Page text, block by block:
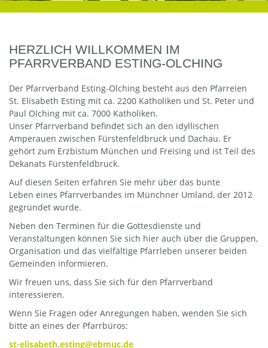
HERZLICH WILLKOMMEN IM
PFARRVERBAND ESTING-OLCHING
Der Pfarrverband Esting-Olching besteht aus den Pfarreien
St. Elisabeth Esting mit ca. 2200 Katholiken und St. Peter und
Paul Olching mit ca. 7000 Katholiken.
Unser Pfarrverband befindet sich an den idyllischen
Amperauen zwischen Fürstenfeldbruck und Dachau. Er
gehört zum Erzbistum München und Freising und ist Teil des
Dekanats Fürstenfeldbruck.
Auf diesen Seiten erfahren Sie mehr über das bunte
Leben eines Pfarrverbandes im Münchner Umland, der 2012
gegründet wurde.
Neben den Terminen für die Gottesdienste und
Veranstaltungen können Sie sich hier auch über die Gruppen,
Organisation und das vielfältige Pfarrleben unserer beiden
Gemeinden informieren.
Wir freuen uns, dass Sie sich für den Pfarrverband
interessieren.
Wenn Sie Fragen oder Anregungen haben, wenden Sie sich
bitte an eines der Pfarrbüros:
st-elisabeth.esting@ebmuc.de